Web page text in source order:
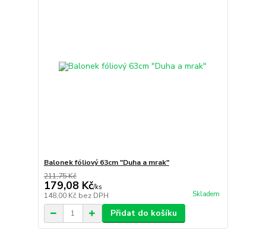
Balonek fóliový 63cm "Duha a mrak"
211,75 Kč
179,08 Kč/ks
148,00 Kč bez DPH Skladem
Přidat do košíku